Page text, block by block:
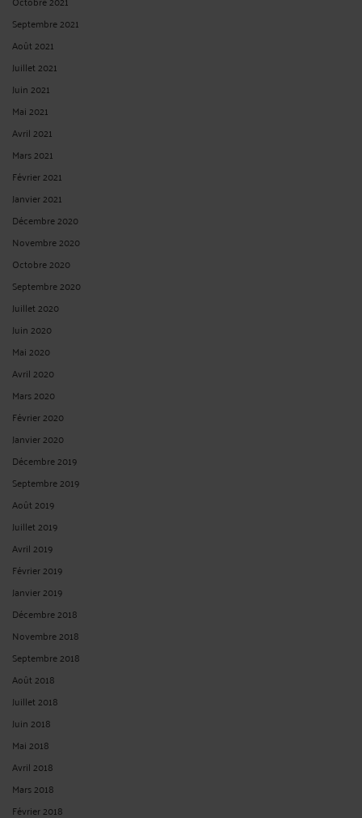
Septembre 2021
Août 2021
Juillet 2021
Juin 2021
Mai 2021
Avril 2021
Mars 2021
Février 2021
Janvier 2021
Décembre 2020
Novembre 2020
Octobre 2020
Septembre 2020
Juillet 2020
Juin 2020
Mai 2020
Avril 2020
Mars 2020
Février 2020
Janvier 2020
Décembre 2019
Septembre 2019
Août 2019
Juillet 2019
Avril 2019
Février 2019
Janvier 2019
Décembre 2018
Novembre 2018
Septembre 2018
Août 2018
Juillet 2018
Juin 2018
Mai 2018
Avril 2018
Mars 2018
Février 2018